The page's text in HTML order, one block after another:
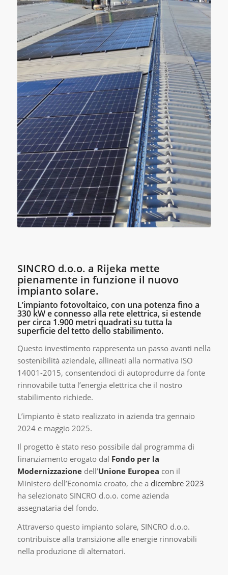
SINCRO d.o.o. a Rijeka mette
pienamente in funzione il nuovo
impianto solare.
L’impianto fotovoltaico, con una potenza fino a
330 kW e connesso alla rete elettrica,si estende
per circa 1.900 metri quadratisu tutta la
superficie del tetto dello stabilimento.
Questo investimento rappresenta un passo avanti nella
sostenibilità aziendale, allineati alla normativa ISO
14001-2015, consentendoci di autoprodurre da fonte
rinnovabile tutta l’energia elettrica che il nostro
stabilimento richiede.
L’impianto è stato realizzato in azienda tra gennaio
2024 e maggio 2025.
Il progetto è stato reso possibile dal programma di
finanziamento erogato dal Fondo per la
Modernizzazionedell’Unione Europea con il
Ministero dell’Economia croato, che a dicembre 2023
ha selezionato SINCRO d.o.o. come azienda
assegnataria del fondo.
Attraverso questo impianto solare, SINCRO d.o.o.
contribuisce alla transizione alle energie rinnovabili
nella produzione di alternatori.